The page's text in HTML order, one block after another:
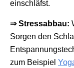
einschläfst.
⇒ Stressabbau:
Sorgen den
zum Beispiel